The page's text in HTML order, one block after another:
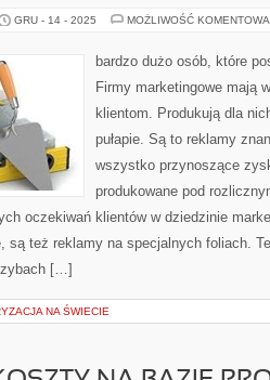
GRU - 14 - 2025 MOŻLIWOŚĆ
bardzo dużo osób, które
Firmy marketingowe mają
klientom. Produkują dla
pułapie. Są to reklamy
wszystko przynoszące
produkowane pod
oczekiwań klientów w dziedzinie
są też reklamy na specjalnych foliach.
[…]
NA ŚWIECIE